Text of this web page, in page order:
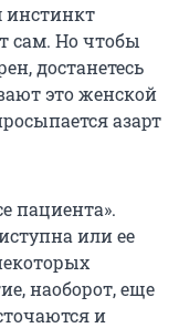
инстинкт
сам. Но чтобы
достанетесь
это женской
азарт
пациента».
или ее
наоборот, еще
и